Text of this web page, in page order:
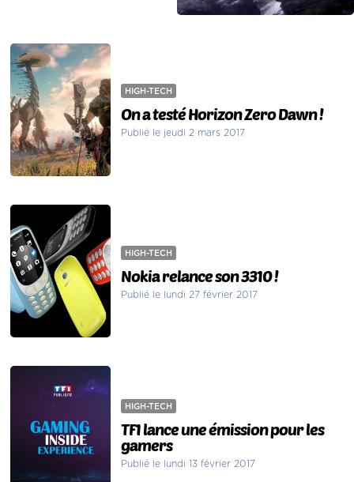
HIGH-TECH
On a testé Horizon Zero Dawn !
Publié le jeudi 2 mars 2017
HIGH-TECH
Nokia relance son 3310 !
Publié le lundi 27 février 2017
HIGH-TECH
TF1 lance une émission pour les
gamers
Publié le lundi 13 février 2017